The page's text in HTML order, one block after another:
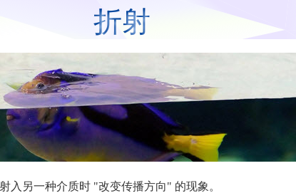
折射
入另一种介质时 "改变传播方向" 的现象。